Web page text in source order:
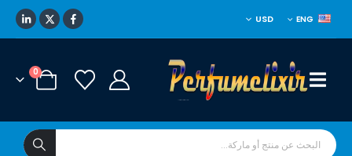
ENG
USD
0